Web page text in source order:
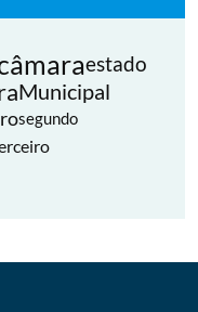
estado
Municipal
segundo